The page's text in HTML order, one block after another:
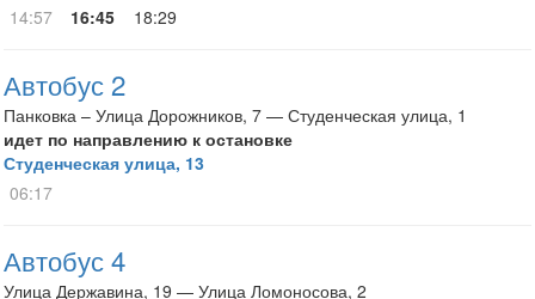
14:57
16:45 18:29
Автобус 2
Панковка – Улица Дорожников, 7 — Студенческая улица, 1
идет по направлению к остановке
Студенческая улица, 13
06:17
Автобус 4
Улица Державина, 19 — Улица Ломоносова, 2